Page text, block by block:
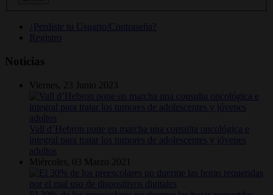
¿Perdiste tu Usuario/Contraseña?
Registro
Noticias
Viernes, 23 Junio 2023
Vall d’Hebron pone en marcha una consulta oncológica e
integral para tratar los tumores de adolescentes y jóvenes
adultos
Miércoles, 03 Marzo 2021